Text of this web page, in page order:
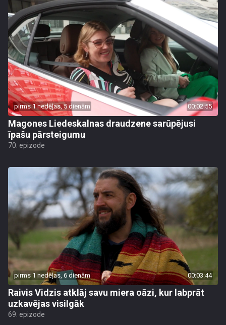
pirms 1 nedēļas, 5 dienām 00:02:55
Magones Liedeskalnas draudzene sarūpējusi
īpašu pārsteigumu
70. epizode
pirms 1 nedēļas, 6 dienām 00:03:44
Raivis Vidzis atklāj savu miera oāzi, kur labprāt
uzkavējas visilgāk
69. epizode